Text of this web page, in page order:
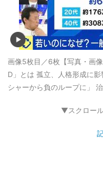
画像5枚目／6枚 【写真・画
D」とは 孤立、人格形成に
シャーから負のループに」
▼スクロー